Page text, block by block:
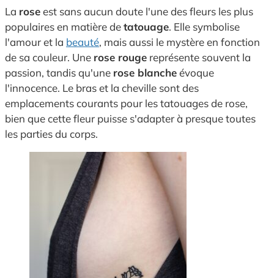
La roseest sans aucun doute l'une des fleurs les plus
populaires en matière detatouage. Elle symbolise
l'amour et la beauté, mais aussi le mystère en fonction
de sa couleur. Une rose rouge représente souvent la
passion, tandis qu'une rose blancheévoque
l'innocence. Le bras et la cheville sont des
emplacements courants pour les tatouages de rose,
bien que cette fleur puisse s'adapter à presque toutes
les parties du corps.